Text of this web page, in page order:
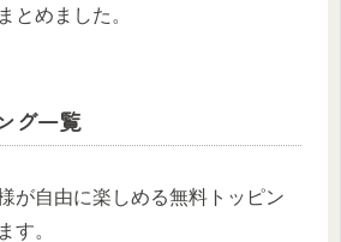
とめました。
グ一覧
が自由に楽しめる無料トッピン
す。